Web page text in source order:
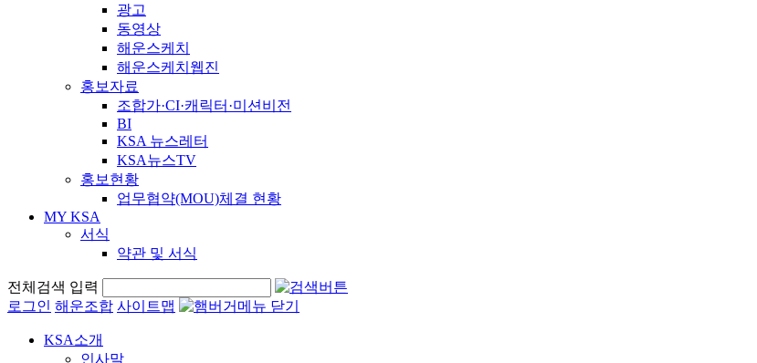
광고
동영상
해운스케치
해운스케치웹진
홍보자료
조합가·CI·캐릭터·미션비전
BI
KSA 뉴스레터
KSA뉴스TV
홍보현황
업무협약(MOU)체결 현황
MY KSA
서식
약관 및 서식
전체검색 입력
로그인 해운조합 사이트맵
KSA소개
인사말